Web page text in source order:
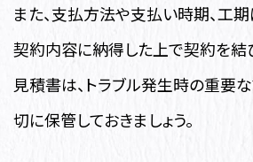
また、支払方法や支払い時期、工期
契約内容に納得した上で契約を結び
見積書は、トラブル発生時の重要
切に保管しておきましょう。